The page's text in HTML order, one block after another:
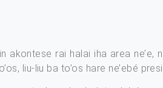
rai halai iha area ne’e,
liu-liu ba to’os hare ne’ebé